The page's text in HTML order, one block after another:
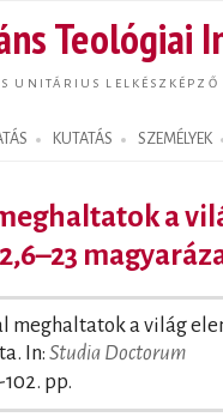
Teológiai
UNITÁRIUS LELKÉSZKÉPZŐ
KUTATÁS SZEMÉLYEK
a
meghaltatok a világ
In: Studia Doctorum
102. pp.